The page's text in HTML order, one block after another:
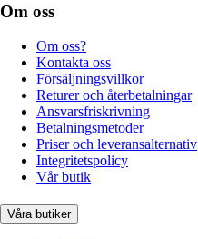
Om oss
Om oss?
Kontakta oss
Försäljningsvillkor
Returer och återbetalningar
Ansvarsfriskrivning
Betalningsmetoder
Priser och leveransalternativ
Integritetspolicy
Vår butik
Våra butiker